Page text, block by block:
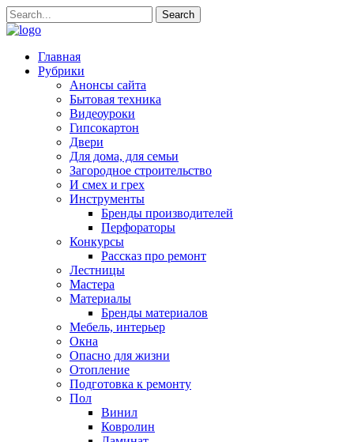
Главная
Рубрики
Анонсы сайта
Бытовая техника
Видеоуроки
Гипсокартон
Двери
Для дома, для семьи
Загородное строительство
И смех и грех
Инструменты
Бренды производителей
Перфораторы
Конкурсы
Рассказ про ремонт
Лестницы
Мастера
Материалы
Бренды материалов
Мебель, интерьер
Окна
Опасно для жизни
Отопление
Подготовка к ремонту
Пол
Винил
Ковролин